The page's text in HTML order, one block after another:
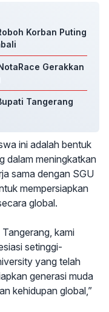
Korban Puting
Gerakkan
Tangerang
ini adalah bentuk
dalam meningkatkan
sama dengan SGU
mempersiapkan
global.
kami
setinggi-
yang telah
generasi muda
kehidupan global,”